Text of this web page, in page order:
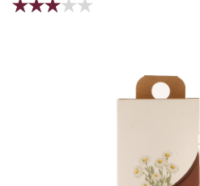
关于我们
Ликер
Продукты, Посуда, Аксессуары